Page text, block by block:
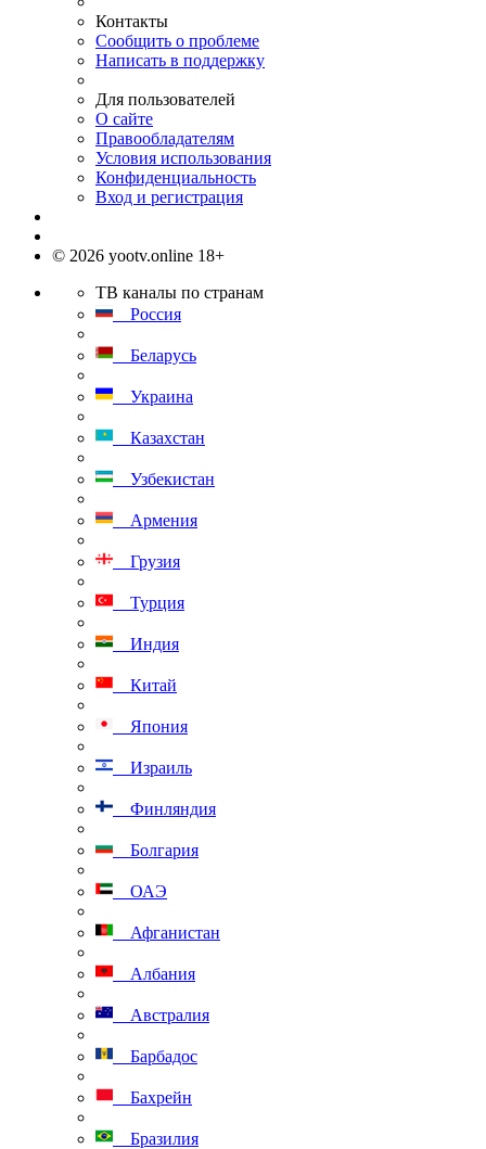
Контакты
Сообщить о проблеме
Написать в поддержку
Для пользователей
О сайте
Правообладателям
Условия использования
Конфиденциальность
Вход и регистрация
© 2026 yootv.online 18+
ТВ каналы по странам
Россия
Беларусь
Украина
Казахстан
Узбекистан
Армения
Грузия
Турция
Индия
Китай
Япония
Израиль
Финляндия
Болгария
ОАЭ
Афганистан
Албания
Австралия
Барбадос
Бахрейн
Бразилия